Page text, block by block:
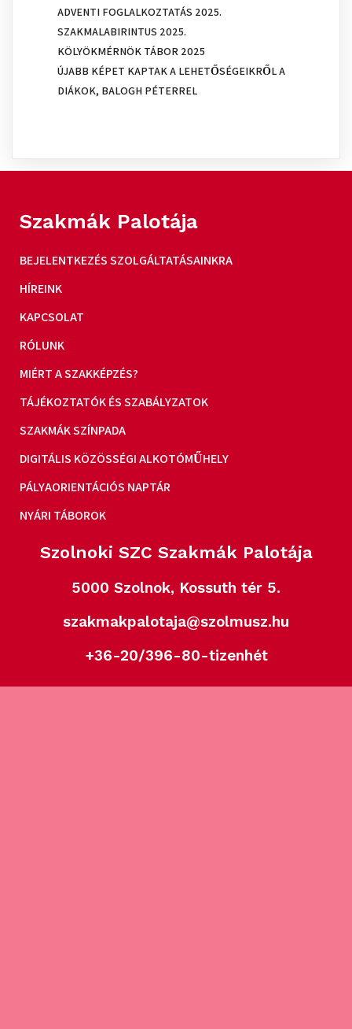
ADVENTI FOGLALKOZTATÁS 2025.
SZAKMALABIRINTUS 2025.
KÖLYÖKMÉRNÖK TÁBOR 2025
ÚJABB KÉPET KAPTAK A LEHETŐSÉGEIKRŐL A
DIÁKOK, BALOGH PÉTERREL
Szakmák Palotája
BEJELENTKEZÉS SZOLGÁLTATÁSAINKRA
HÍREINK
KAPCSOLAT
RÓLUNK
MIÉRT A SZAKKÉPZÉS?
TÁJÉKOZTATÓK ÉS SZABÁLYZATOK
SZAKMÁK SZÍNPADA
DIGITÁLIS KÖZÖSSÉGI ALKOTÓMŰHELY
PÁLYAORIENTÁCIÓS NAPTÁR
NYÁRI TÁBOROK
Szolnoki SZC Szakmák Palotája
5000 Szolnok, Kossuth tér 5.
szakmakpalotaja@szolmusz.hu
+36-20/396-80-tizenhét